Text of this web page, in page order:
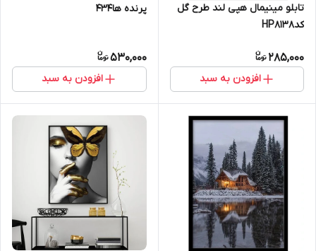
تابلو مینیمال هپی لند طرح گل
کدHP8138
285,000
افزودن به سبد
پرنده ها434
530,000
افزودن به سبد